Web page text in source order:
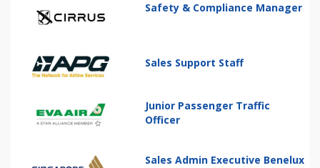
Safety & Compliance Manager
Sales Support Staff
Junior Passenger Traffic
Officer
Sales Admin Executive Benelux